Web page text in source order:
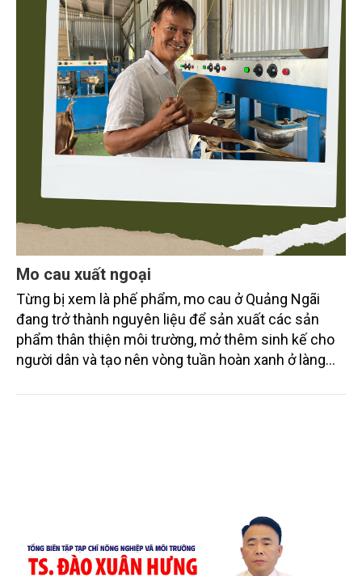
Mo cau xuất ngoại
Từng bị xem là phế phẩm, mo cau ở Quảng Ngãi
đang trở thành nguyên liệu để sản xuất các sản
phẩm thân thiện môi trường, mở thêm sinh kế cho
người dân và tạo nên vòng tuần hoàn xanh ở làng
chén, dĩa... từ mo cau đã được thị trường trong nước